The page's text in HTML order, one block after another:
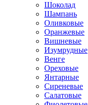
Шоколад
Шампань
Оливковые
Оранжевые
Вишневые
Изумрудные
Венге
Ореховые
Янтарные
Сиреневые
Салатовые